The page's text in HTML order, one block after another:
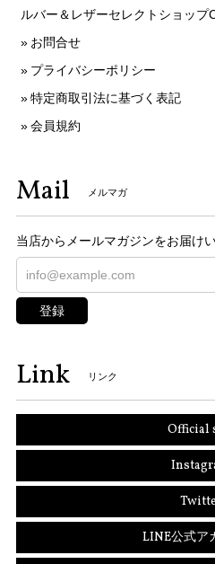
ルバー＆レザーセレクトショップ
お問合せ
プライバシーポリシー
特定商取引法に基づく表記
会員規約
Mail メルマガ
当店からメールマガジンをお届け
登録
Link リンク
Official
LINE公式ア